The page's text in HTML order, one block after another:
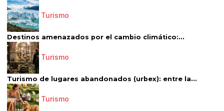
Turismo
Destinos amenazados por el cambio climático:...
Turismo
Turismo de lugares abandonados (urbex): entre la...
Turismo